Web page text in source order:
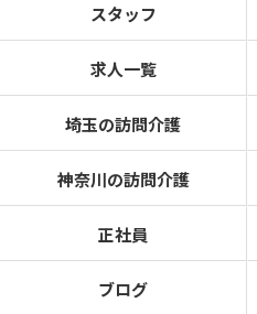
スタッフ
求人一覧
埼玉の訪問介護
神奈川の訪問介護
正社員
ブログ